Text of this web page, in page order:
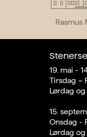
Rasmus
19. mai -
Tirsdag –
Lørdag og
15.
Onsdag -
Lørdag og